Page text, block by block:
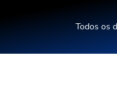
Todos os